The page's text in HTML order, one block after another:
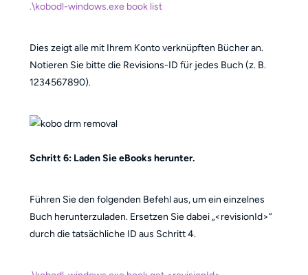
.\kobodl-windows.exe book list
Dies zeigt alle mit Ihrem Konto verknüpften Bücher an.
Notieren Sie bitte die Revisions-ID für jedes Buch (z. B.
1234567890).
Schritt 6: Laden Sie eBooks herunter.
Führen Sie den folgenden Befehl aus, um ein einzelnes
Buch herunterzuladen. Ersetzen Sie dabei „<revisionId>”
durch die tatsächliche ID aus Schritt 4.